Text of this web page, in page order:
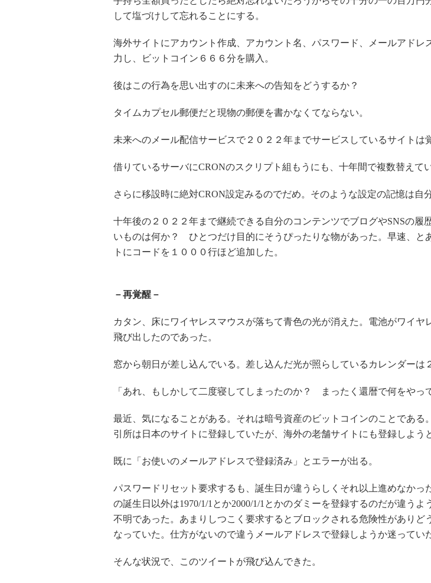
して塩づけして忘れることにする。
海外サイトにアカウント作成、アカウント名、パスワード、メールアドレ
力し、ビットコイン６６６分を購入。
後はこの行為を思い出すのに未来への告知をどうするか？
タイムカプセル郵便だと現物の郵便を書かなくてならない。
未来へのメール配信サービスで２０２２年までサービスしているサイトは
借りているサーバにCRONのスクリプト組もうにも、十年間で複数替えて
さらに移設時に絶対CRON設定みるのでだめ。そのような設定の記憶は自
十年後の２０２２年まで継続できる自分のコンテンツでブログやSNSの履
いものは何か？ ひとつだけ目的にそうぴったりな物があった。早速、と
トにコードを１０００行ほど追加した。
－再覚醒－
カタン、床にワイヤレスマウスが落ちて青色の光が消えた。電池がワイヤ
飛び出したのであった。
窓から朝日が差し込んでいる。差し込んだ光が照らしているカレンダーは
「あれ、もしかして二度寝してしまったのか？ まったく還暦で何をやっ
最近、気になることがある。それは暗号資産のビットコインのことである
引所は日本のサイトに登録していたが、海外の老舗サイトにも登録しよう
既に「お使いのメールアドレスで登録済み」とエラーが出る。
パスワードリセット要求するも、誕生日が違うらしくそれ以上進めなかっ
の誕生日以外は1970/1/1 とか2000/1/1 とかのダミーを登録するのだが違うよ
不明であった。あまりしつこく要求するとブロックされる危険性がありど
なっていた。仕方がないので違うメールアドレスで登録しようか迷ってい
そんな状況で、このツイートが飛び込んできた。